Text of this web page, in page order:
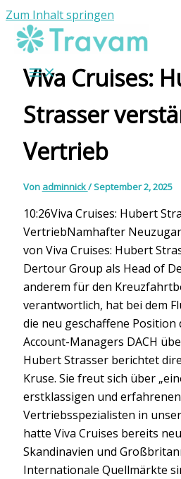
Zum Inhalt springen
Viva Cruises:
Strasser
Vertrieb
Von adminnick/September 2, 2025
10:26Viva Cruises: Hubert
VertriebNamhafter
von Viva Cruises: Hubert
Dertour Group als Head of
anderem für den
verantwortlich, hat bei dem
die neu geschaffene Position
Account-Managers DACH
Hubert Strasser berichtet
Kruse. Sie freut sich über
erstklassigen und erfahrenen
Vertriebsspezialisten in
hatte Viva Cruises bereits
Skandinavien und
Internationale Quellmärkte